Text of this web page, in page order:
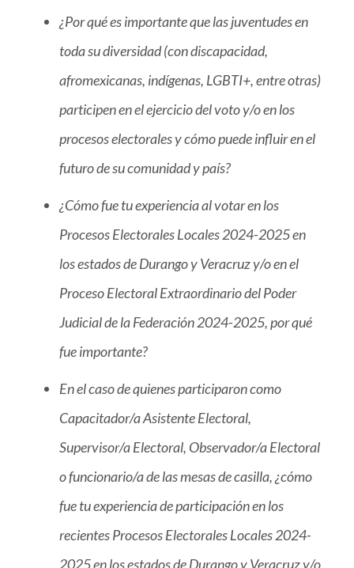
¿Por qué es importante que las juventudes en
toda su diversidad (con discapacidad,
afromexicanas, indígenas, LGBTI+, entre otras)
participen en el ejercicio del voto y/o en los
procesos electorales y cómo puede influir en el
futuro de su comunidad y país?
¿Cómo fue tu experiencia al votar en los
Procesos Electorales Locales 2024-2025 en
los estados de Durango y Veracruz y/o en el
Proceso Electoral Extraordinario del Poder
Judicial de la Federación 2024-2025, por qué
fue importante?
En el caso de quienes participaron como
Capacitador/a Asistente Electoral,
Supervisor/a Electoral, Observador/a Electoral
o funcionario/a de las mesas de casilla, ¿cómo
fue tu experiencia de participación en los
recientes Procesos Electorales Locales 2024-
2025 en los estados de Durango y Veracruz y/o